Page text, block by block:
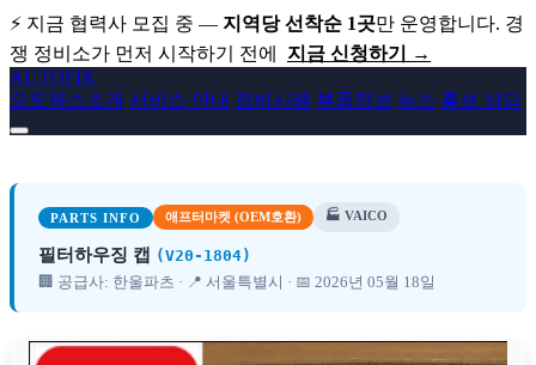
⚡ 지금 협력사 모집 중 — 지역당 선착순 1곳만 운영합니다. 경
쟁 정비소가 먼저 시작하기 전에 지금 신청하기 →
AUTOFIX
오토픽스소개 서비스 안내 정비사례 부품정보 뉴스 홍보 상담
필터하우징 캡 V20-1804 VAICO BMW
PARTS INFO 애프터마켓 (OEM호환) 🏭 VAICO
필터하우징 캡 (V20-1804)
🏢 공급사: 한울파츠 · 📍 서울특별시 · 📅 2026년 05월 18일